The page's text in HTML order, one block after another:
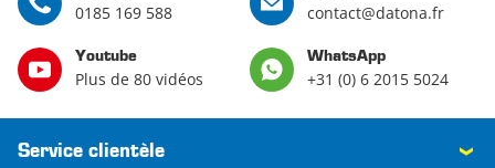
0185 169 588 contact@datona.fr
Youtube
Plus de 80 vidéos
WhatsApp
+31 (0) 6 2015 5024
Service clientèle